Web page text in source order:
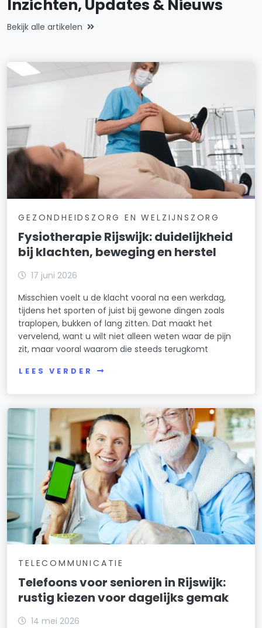
Inzichten, Updates & Nieuws
Bekijk alle artikelen
GEZONDHEIDSZORG EN WELZIJNSZORG
Fysiotherapie Rijswijk: duidelijkheid
bij klachten, beweging en herstel
17 juni 2026
Misschien voelt u de klacht vooral na een werkdag,
tijdens het sporten of juist bij gewone dingen zoals
traplopen, bukken of lang zitten. Dat maakt het
vervelend, want u wilt niet alleen weten waar de pijn
zit, maar vooral waarom die steeds terugkomt
LEES VERDER
TELECOMMUNICATIE
Telefoons voor senioren in Rijswijk:
rustig kiezen voor dagelijks gemak
14 mei 2026